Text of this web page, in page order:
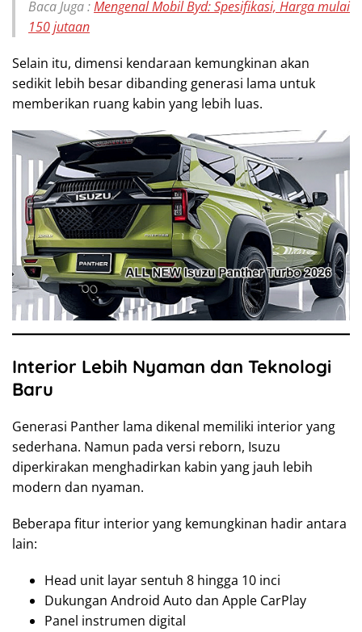
Baca Juga :Mengenal Mobil Byd: Spesifikasi, Harga mulai
150 jutaan
Selain itu, dimensi kendaraan kemungkinan akan
sedikit lebih besar dibanding generasi lama untuk
memberikan ruang kabin yang lebih luas.
Interior Lebih Nyaman dan Teknologi
Baru
Generasi Panther lama dikenal memiliki interior yang
sederhana. Namun pada versi reborn, Isuzu
diperkirakan menghadirkan kabin yang jauh lebih
modern dan nyaman.
Beberapa fitur interior yang kemungkinan hadir antara
lain:
Head unit layar sentuh 8 hingga 10 inci
Dukungan Android Auto dan Apple CarPlay
Panel instrumen digital